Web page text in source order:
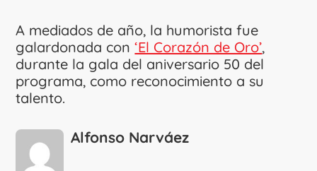
A mediados de año, la humorista fue
galardonada con‘El Corazón de Oro’,
durante la gala del aniversario 50 del
programa, como reconocimiento a su
talento.
Alfonso Narváez